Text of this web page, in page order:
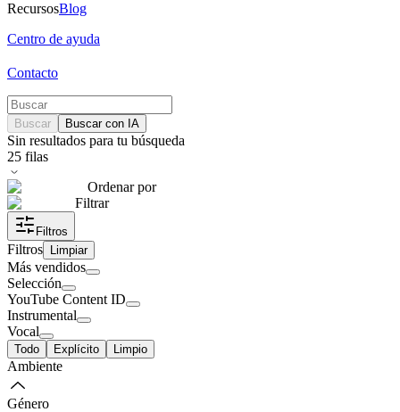
RecursosBlog
Centro de ayuda
Contacto
Buscar Buscar con IA
Sin resultados para tu búsqueda
25 filas
Ordenar por
Filtrar
Filtros
Filtros Limpiar
Más vendidos
Selección
YouTube Content ID
Instrumental
Vocal
Todo Explícito Limpio
Ambiente
Género